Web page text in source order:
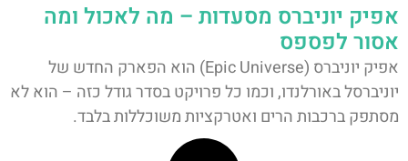
אפיק יוניברס מסעדות – מה לאכול ומה
אסור לפספס
אפיק יוניברס (Epic Universe) הוא הפארק החדש של
יוניברסל באורלנדו, וכמו כל פרויקט בסדר גודל כזה – הוא לא
מסתפק ברכבות הרים ואטרקציות משוכללות בלבד.